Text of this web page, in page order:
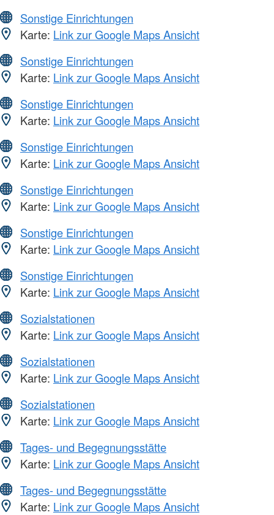
Sonstige Einrichtungen
Karte: Link zur Google Maps Ansicht
Sonstige Einrichtungen
Karte: Link zur Google Maps Ansicht
Sonstige Einrichtungen
Karte: Link zur Google Maps Ansicht
Sonstige Einrichtungen
Karte: Link zur Google Maps Ansicht
Sonstige Einrichtungen
Karte: Link zur Google Maps Ansicht
Sonstige Einrichtungen
Karte: Link zur Google Maps Ansicht
Sonstige Einrichtungen
Karte: Link zur Google Maps Ansicht
Sozialstationen
Karte: Link zur Google Maps Ansicht
Sozialstationen
Karte: Link zur Google Maps Ansicht
Sozialstationen
Karte: Link zur Google Maps Ansicht
Tages- und Begegnungsstätte
Karte: Link zur Google Maps Ansicht
Tages- und Begegnungsstätte
Karte: Link zur Google Maps Ansicht